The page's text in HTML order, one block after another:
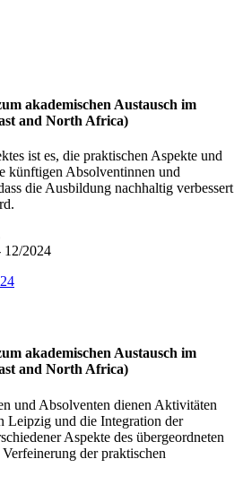
akademischen Austausch im
and North Africa)
ist es, die praktischen Aspekte und
künftigen Absolventinnen und
die Ausbildung nachhaltig verbessert
12/2024
akademischen Austausch im
and North Africa)
und Absolventen dienen Aktivitäten
Leipzig und die Integration der
Aspekte des übergeordneten
der praktischen